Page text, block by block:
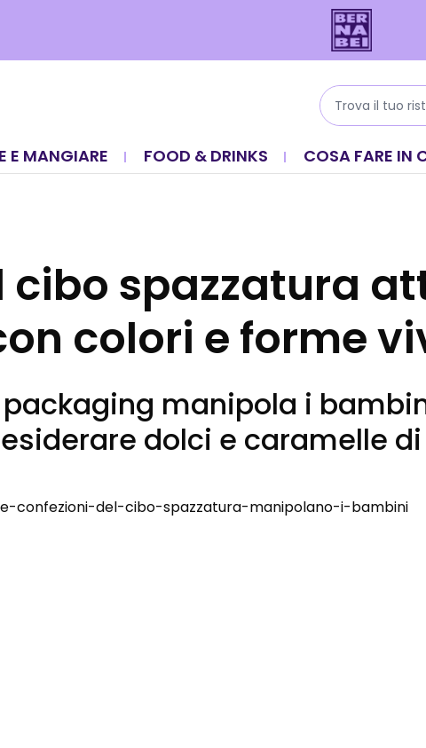
E MANGIARE FOOD & DRINKS COSA FARE IN
cibo spazzatura
colori e forme
packaging manipola i
dolci e caramelle